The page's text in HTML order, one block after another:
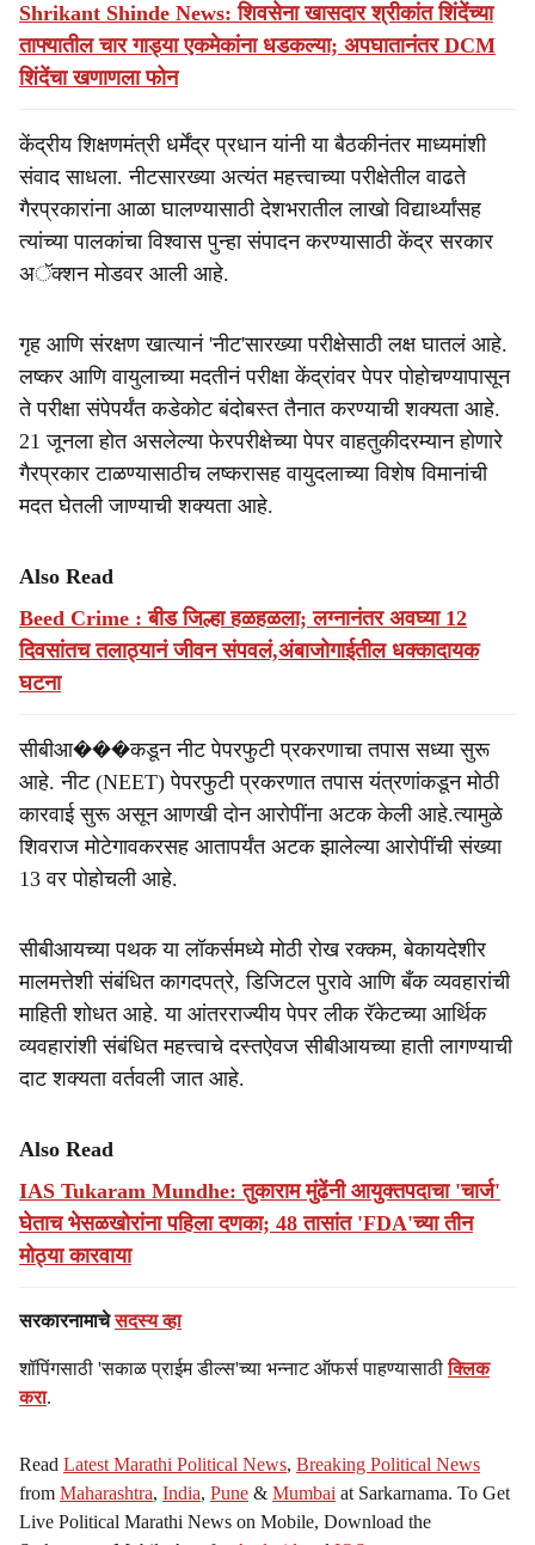
Shrikant Shinde News: शिवसेना खासदार श्रीकांत शिंदेंच्या
ताफ्यातील चार गाड्या एकमेकांना धडकल्या; अपघातानंतर DCM
शिंदेंचा खणाणला फोन
केंद्रीय शिक्षणमंत्री धर्मेंद्र प्रधान यांनी या बैठकीनंतर माध्यमांशी
संवाद साधला. नीटसारख्या अत्यंत महत्त्वाच्या परीक्षेतील वाढते
गैरप्रकारांना आळा घालण्यासाठी देशभरातील लाखो विद्यार्थ्यांसह
त्यांच्या पालकांचा विश्वास पुन्हा संपादन करण्यासाठी केंद्र सरकार
अॅक्शन मोडवर आली आहे.
गृह आणि संरक्षण खात्यानं 'नीट'सारख्या परीक्षेसाठी लक्ष घातलं आहे.
लष्कर आणि वायुलाच्या मदतीनं परीक्षा केंद्रांवर पेपर पोहोचण्यापासून
ते परीक्षा संपेपर्यंत कडेकोट बंदोबस्त तैनात करण्याची शक्यता आहे.
21 जूनला होत असलेल्या फेरपरीक्षेच्या पेपर वाहतुकीदरम्यान होणारे
गैरप्रकार टाळण्यासाठीच लष्करासह वायुदलाच्या विशेष विमानांची
मदत घेतली जाण्याची शक्यता आहे.
Also Read
Beed Crime : बीड जिल्हा हळहळला; लग्नानंतर अवघ्या 12
दिवसांतच तलाठ्यानं जीवन संपवलं,अंबाजोगाईतील धक्कादायक
घटना
सीबीआ���कडून नीट पेपरफुटी प्रकरणाचा तपास सध्या सुरू
आहे. नीट (NEET) पेपरफुटी प्रकरणात तपास यंत्रणांकडून मोठी
कारवाई सुरू असून आणखी दोन आरोपींना अटक केली आहे.त्यामुळे
शिवराज मोटेगावकरसह आतापर्यंत अटक झालेल्या आरोपींची संख्या
13 वर पोहोचली आहे.
सीबीआयच्या पथक या लॉकर्समध्ये मोठी रोख रक्कम, बेकायदेशीर
मालमत्तेशी संबंधित कागदपत्रे, डिजिटल पुरावे आणि बँक व्यवहारांची
माहिती शोधत आहे. या आंतरराज्यीय पेपर लीक रॅकेटच्या आर्थिक
व्यवहारांशी संबंधित महत्त्वाचे दस्तऐवज सीबीआयच्या हाती लागण्याची
दाट शक्यता वर्तवली जात आहे.
Also Read
IAS Tukaram Mundhe: तुकाराम मुंढेंनी आयुक्तपदाचा 'चार्ज'
घेताच भेसळखोरांना पहिला दणका; 48 तासांत 'FDA'च्या तीन
मोठ्या कारवाया
सरकारनामाचेसदस्य व्हा
शॉपिंगसाठी 'सकाळ प्राईम डील्स'च्या भन्नाट ऑफर्स पाहण्यासाठीक्लिक
करा.
Read Latest Marathi Political News, Breaking Political News
from Maharashtra, India, Pune & Mumbai at Sarkarnama. To Get
Live Political Marathi News on Mobile, Download the